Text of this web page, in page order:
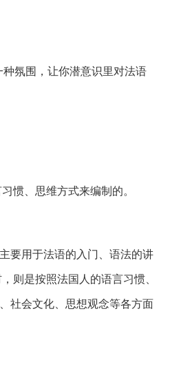
氛围，让你潜意识里对法语
惯、思维方式来编制的。
要用于法语的入门、语法的讲
则是按照法国人的语言习惯、
社会文化、思想观念等各方面